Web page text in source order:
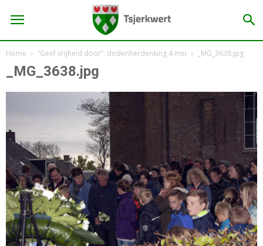
Home “Geef vrijheid door”, dodenherdenking 4 mei _MG_3638.jpg
_MG_3638.jpg